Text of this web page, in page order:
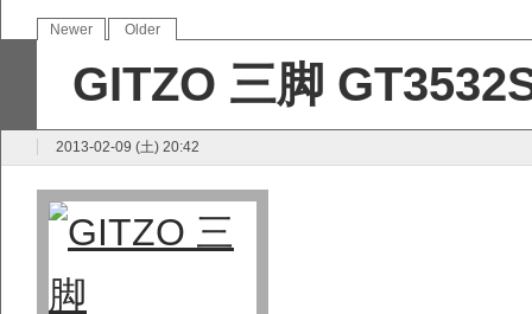
Newer Older
GITZO 三脚
2013-02-09 (土) 20:42